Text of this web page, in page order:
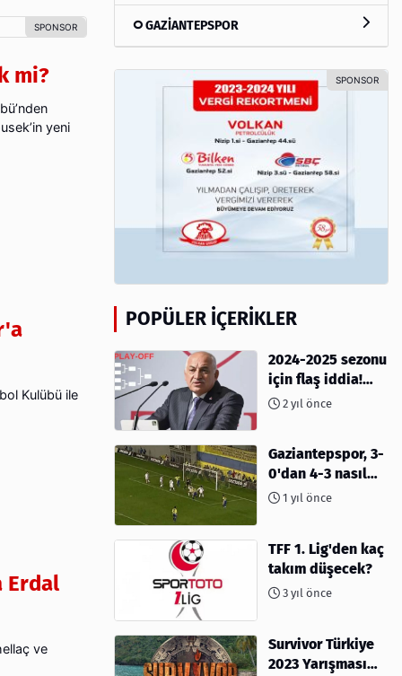
mi?
yeni
Kulübü ile
Erdal
ve
GAZİANTEPSPOR
POPÜLER İÇERIKLER
2024-2025 sezonu
için flaş iddia!
Play-Off sistemi
2 yıl önce
Gaziantepspor, 3-
0'dan 4-3 nasıl
kaybetti?
1 yıl önce
TFF 1. Lig'den kaç
takım düşecek?
3 yıl önce
Survivor Türkiye
2023 Yarışması